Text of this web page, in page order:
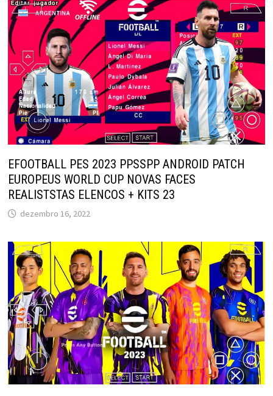
EFOOTBALL PES 2023 PPSSPP ANDROID PATCH
EUROPEUS WORLD CUP NOVAS FACES
REALISTSTAS ELENCOS + KITS 23
dezembro 16, 2022